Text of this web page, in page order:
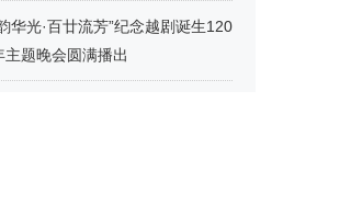
华光·百廿流芳”纪念越剧诞生120
主题晚会圆满播出